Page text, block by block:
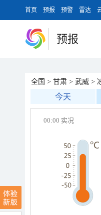
首页 预报 预警 雷达
预报
全国 > 甘肃 > 武威 >
今天
00:00 实况